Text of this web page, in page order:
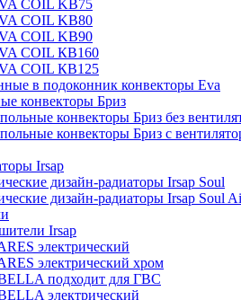
COIL KB75
COIL KB80
COIL KB90
COIL КВ160
COIL КВ125
в подоконник конвекторы Eva
конвекторы Бриз
конвекторы Бриз без
конвекторы Бриз с
Irsap
дизайн-радиаторы Irsap Soul
дизайн-радиаторы Irsap Soul
Irsap
электрический
электрический хром
подходит для ГВС
электрический